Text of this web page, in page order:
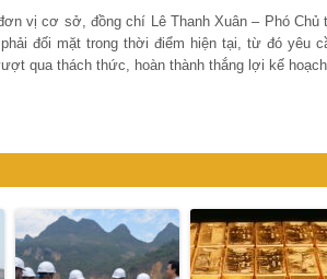
vị cơ sở, đồng chí Lê Thanh Xuân – Phó Chủ
đối mặt trong thời điểm hiện tại, từ đó yêu
qua thách thức, hoàn thành thắng lợi kế hoạch